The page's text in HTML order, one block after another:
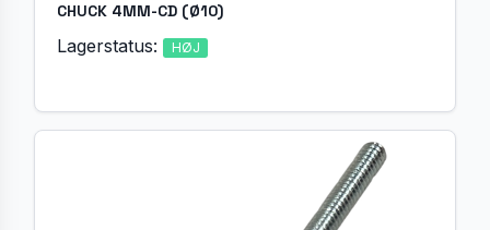
CHUCK 4MM-CD (Ø10)
Lagerstatus: HØJ